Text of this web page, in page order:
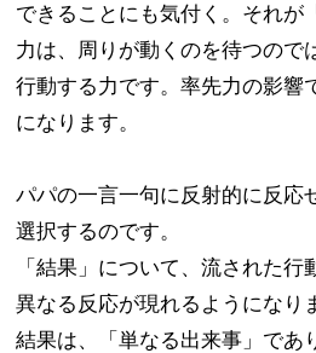
できることにも気付く。それが
力は、周りが動くのを待つので
行動する力です。率先力の影響
になります。
パパの一言一句に反射的に反応
選択するのです。​
「結果」について、流された
異なる反応が現れるようになり
結果は、「単なる出来事」であ